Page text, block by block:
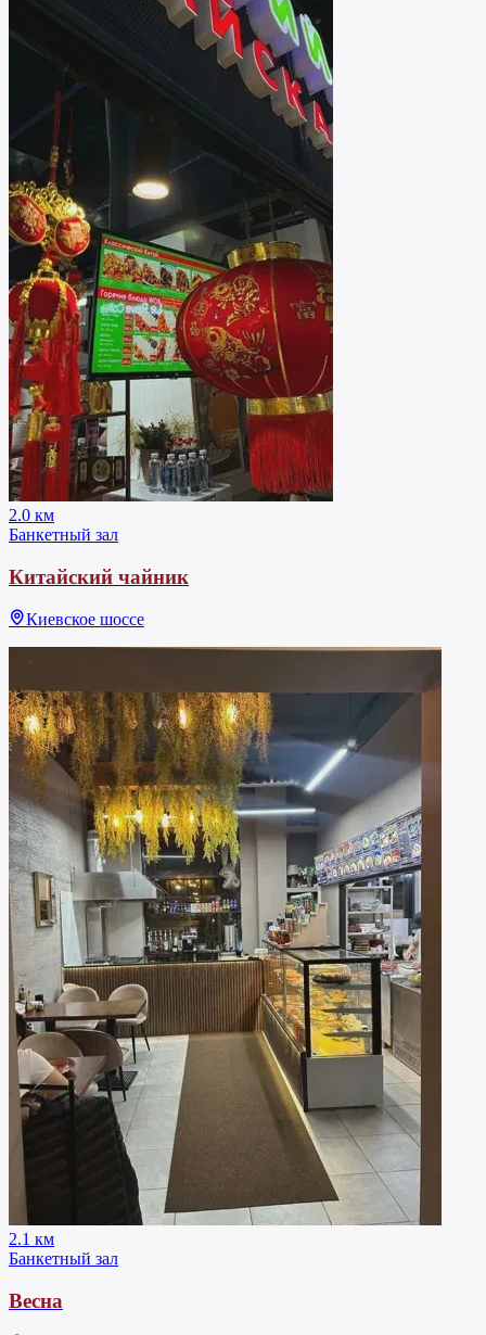
2.0 км
Банкетный зал
Китайский чайник
Киевское шоссе
2.1 км
Банкетный зал
Весна